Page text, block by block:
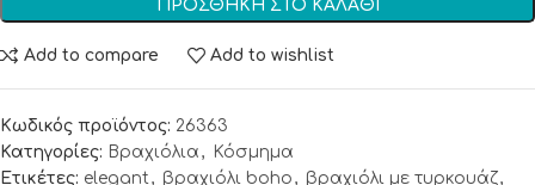
ΠΡΟΣΘΉΚΗ ΣΤΟ ΚΑΛΆΘΙ
Add to compare Add to wishlist
Κωδικός προϊόντος: 26363
Κατηγορίες: Βραχιόλια , Κόσμημα
Ετικέτες: elegant, βραχιόλι boho , βραχιόλι με τυρκουάζ,